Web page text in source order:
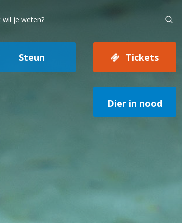
Steun Tickets
Dier in nood